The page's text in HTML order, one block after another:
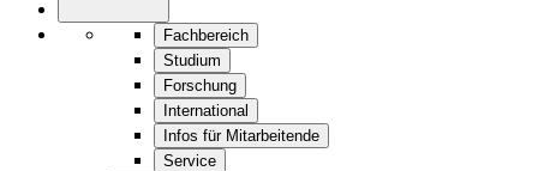
Fachbereich
Studium
Forschung
International
Infos für Mitarbeitende
Service